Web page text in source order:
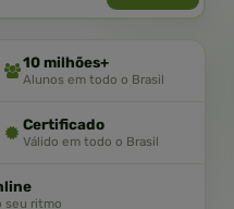
10 milhões+
Alunos em todo o Brasil
Certificado
Válido em todo o Brasil
seu ritmo